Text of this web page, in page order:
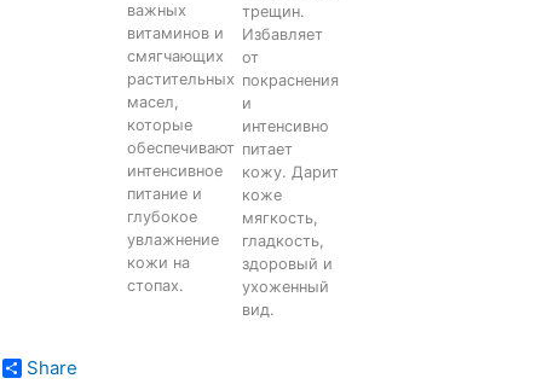
важных
витаминов и
смягчающих
растительных
масел,
которые
обеспечивают
интенсивное
питание и
глубокое
увлажнение
кожи на
стопах.
трещин.
Избавляет
от
покраснения
и
интенсивно
питает
кожу. Дарит
коже
мягкость,
гладкость,
здоровый и
ухоженный
вид.
Share